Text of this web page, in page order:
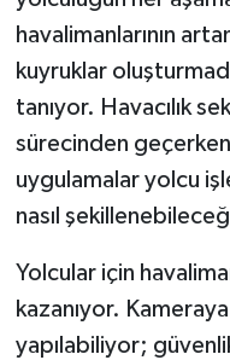
havalimanlarının
kuyruklar
tanıyor. Havacılık
sürecinden
uygulamalar yolcu
nasıl
Yolcular için
kazanıyor.
yapılabiliyor;